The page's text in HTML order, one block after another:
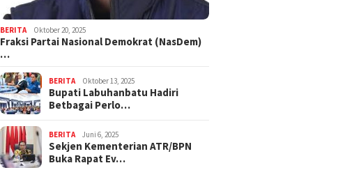
BERITA Oktober 20, 2025
Fraksi Partai Nasional Demokrat (NasDem)
…
BERITA Oktober 13, 2025
Bupati Labuhanbatu Hadiri
Betbagai Perlo…
BERITA Juni 6, 2025
Sekjen Kementerian ATR/BPN
Buka Rapat Ev…